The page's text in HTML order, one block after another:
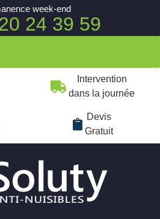
Intervention
dans la journée
Devis
Gratuit
week-end
24 39 59